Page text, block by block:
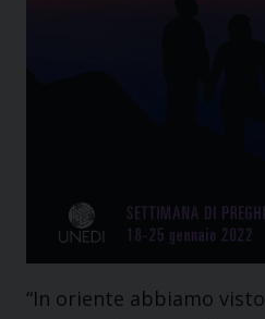
“In oriente abbiamo visto